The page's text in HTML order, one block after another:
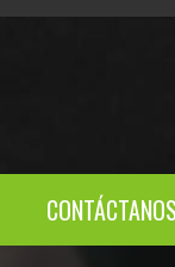
CONTÁCTANOS